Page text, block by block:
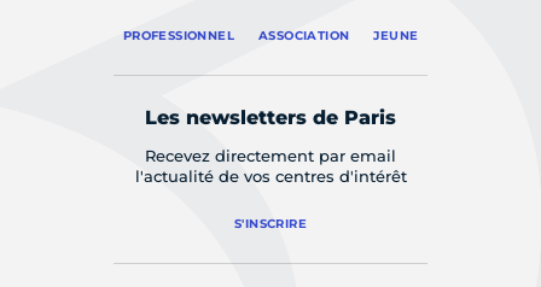
PROFESSIONNEL ASSOCIATION JEUNE
Les newsletters de Paris
Recevez directement par email
l'actualité de vos centres d'intérêt
S'INSCRIRE